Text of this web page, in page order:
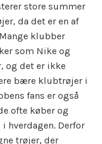
store summer
da det er en af
klubber
som Nike og
og det er ikke
bære klubtrøjer i
fans er også
ofte køber og
hverdagen. Derfor
trøjer, der